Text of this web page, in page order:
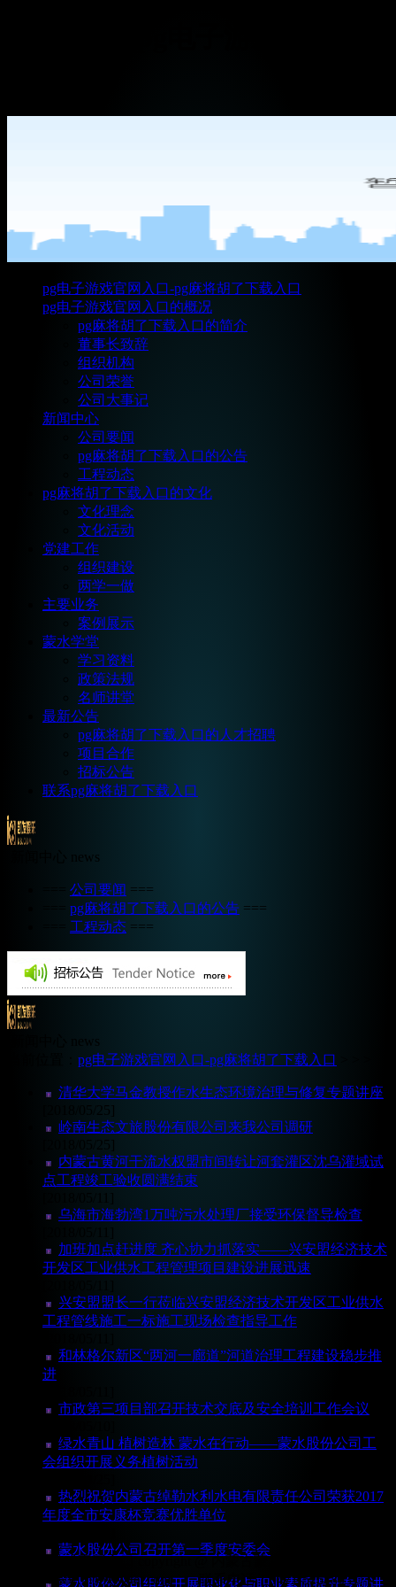
pg电子游戏官网入口-pg麻将胡了下载入口
pg电子游戏官网入口的概况
pg麻将胡了下载入口的简介
董事长致辞
组织机构
公司荣誉
公司大事记
新闻中心
公司要闻
pg麻将胡了下载入口的公告
工程动态
pg麻将胡了下载入口的文化
文化理念
文化活动
党建工作
组织建设
两学一做
主要业务
案例展示
蒙水学堂
学习资料
政策法规
名师讲堂
最新公告
pg麻将胡了下载入口的人才招聘
项目合作
招标公告
联系pg麻将胡了下载入口
news
公司要闻 ===
pg麻将胡了下载入口的公告 ===
工程动态 ===
news
pg电子游戏官网入口-pg麻将胡了下载入口
清华大学马金教授作水生态环境治理与修复专题讲座
[2018/05/25]
岭南生态文旅股份有限公司来我公司调研
内蒙古黄河干流水权盟市间转让河套灌区沈乌灌域试
点工程竣工验收圆满结束
乌海市海勃湾1万吨污水处理厂接受环保督导检查
加班加点赶进度 齐心协力抓落实——兴安盟经济技术
开发区工业供水工程管理项目建设进展迅速
兴安盟盟长一行莅临兴安盟经济技术开发区工业供水
工程管线施工一标施工现场检查指导工作
和林格尔新区“两河一廊道”河道治理工程建设稳步推
进
市政第三项目部召开技术交底及安全培训工作会议
绿水青山 植树造林 蒙水在行动——蒙水股份公司工
会组织开展义务植树活动
热烈祝贺内蒙古绰勒水利水电有限责任公司荣获2017
年度全市安康杯竞赛优胜单位
蒙水股份公司召开第一季度安委会
蒙水股份公司组织开展职业化与职业素质提升专题讲
pg电子游戏官网入口 copyright @ 内蒙古蒙水水资源股份有限
公司 - www.mongwater.com 联系电话：0471-5254803